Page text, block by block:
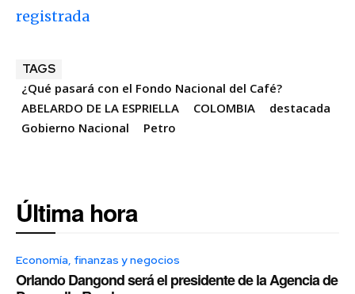
registrada
TAGS
¿Qué pasará con el Fondo Nacional del Café?
ABELARDO DE LA ESPRIELLA
COLOMBIA
destacada
Gobierno Nacional
Petro
Última hora
Economía, finanzas y negocios
Orlando Dangond será el presidente de la Agencia de